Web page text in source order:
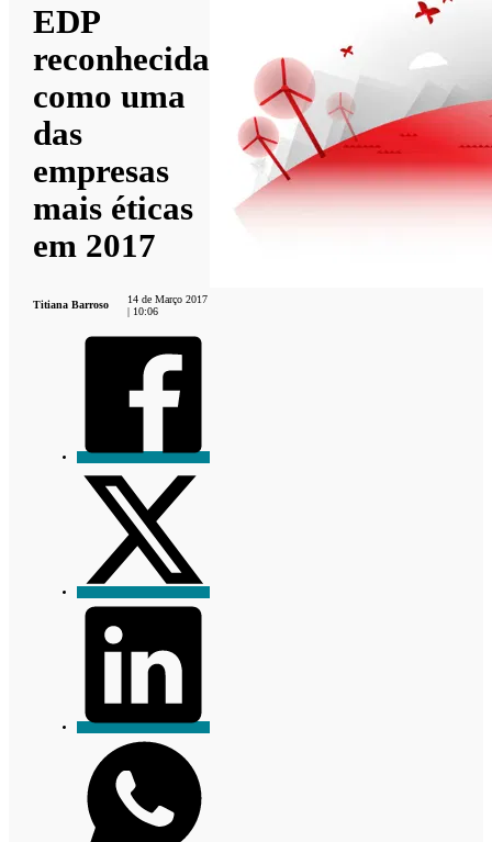
EDP
reconhecida
como uma
das
empresas
mais éticas
em 2017
Titiana Barroso
14 de Março 2017
| 10:06